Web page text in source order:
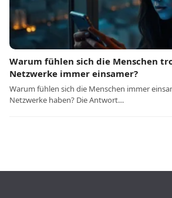
Warum fühlen sich die Menschen
Netzwerke immer einsamer?
Warum fühlen sich die Menschen immer
Netzwerke haben? Die Antwort…